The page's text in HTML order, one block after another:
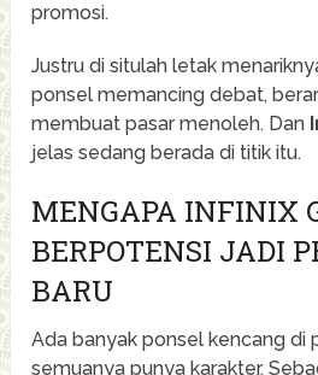
promosi.
Justru di situlah letak
ponsel memancing debat,
membuat pasar menoleh. Dan
jelas sedang berada di titik itu.
MENGAPA INFINIX
BERPOTENSI JADI
BARU
Ada banyak ponsel kencang di
semuanya punya karakter.